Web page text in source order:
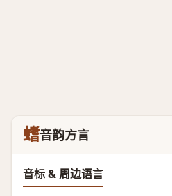
螧音韵方言
音标 & 周边语言